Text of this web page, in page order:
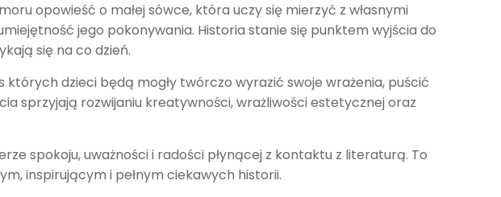
opowieść o małej sówce, która uczy się mierzyć z własnymi
jego pokonywania. Historia stanie się punktem wyjścia do
się na co dzień.
których dzieci będą mogły twórczo wyrazić swoje wrażenia, puścić
sprzyjają rozwijaniu kreatywności, wrażliwości estetycznej oraz
spokoju, uważności i radości płynącej z kontaktu z literaturą. To
inspirującym i pełnym ciekawych historii.